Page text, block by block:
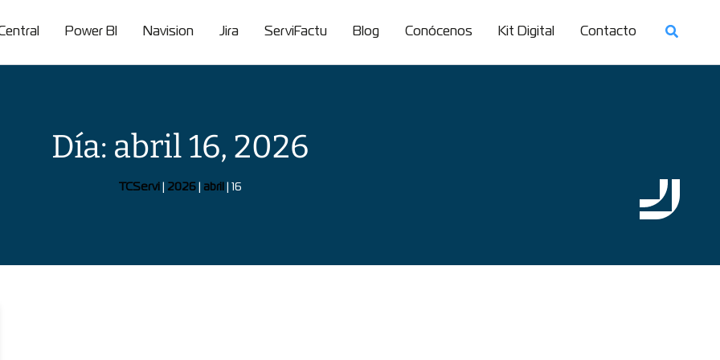
Power BI Navision Jira ServiFactu Blog Conócenos Kit Digital Contacto
Día: abril 16, 2026
TCServi 2026| abril 16